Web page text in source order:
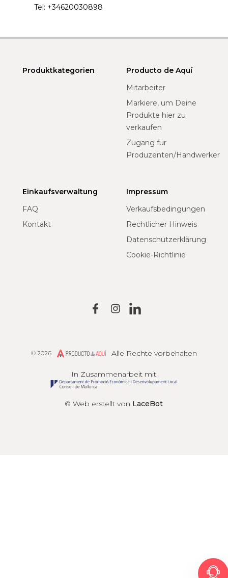
Tel: +34620030898
Produktkategorien
Producto de Aquí
Mitarbeiter
Markiere, um Deine
Produkte hier zu
verkaufen
Zugang für
Produzenten/Handwerker
Einkaufsverwaltung
FAQ
Kontakt
Impressum
Verkaufsbedingungen
Rechtlicher Hinweis
Datenschutzerklärung
Cookie-Richtlinie
© Web erstellt von LaceBot
In Zusammenarbeit mit
© 2026 Producto de AquíAlle Rechte vorbehalten